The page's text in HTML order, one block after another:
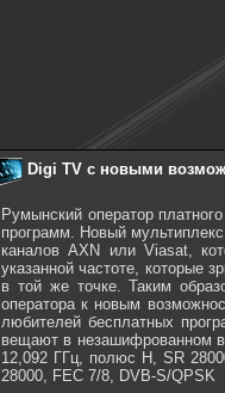
Digi TV с новыми
Румынский оператор
программ. Новый
каналов AXN или Viasat,
указанной частоте, которые
в той же точке. Таким
оператора к новым
любителей бесплатных
вещают в незашифрованном
12,092 ГГц, полюс H, SR
28000, FEC 7/8, DVB-S/QPSK